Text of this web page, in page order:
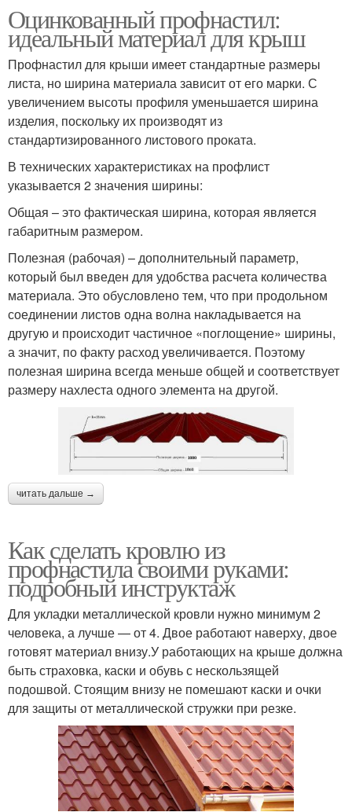
Оцинкованный профнастил:
идеальный материал для крыш
Профнастил для крыши имеет стандартные размеры
листа, но ширина материала зависит от его марки. С
увеличением высоты профиля уменьшается ширина
изделия, поскольку их производят из
стандартизированного листового проката.
В технических характеристиках на профлист
указывается 2 значения ширины:
Общая – это фактическая ширина, которая является
габаритным размером.
Полезная (рабочая) – дополнительный параметр,
который был введен для удобства расчета количества
материала. Это обусловлено тем, что при продольном
соединении листов одна волна накладывается на
другую и происходит частичное «поглощение» ширины,
а значит, по факту расход увеличивается. Поэтому
полезная ширина всегда меньше общей и соответствует
размеру нахлеста одного элемента на другой.
читать дальше →
Как сделать кровлю из
профнастила своими руками:
подробный инструктаж
Для укладки металлической кровли нужно минимум 2
человека, а лучше — от 4. Двое работают наверху, двое
готовят материал внизу.У работающих на крыше должна
быть страховка, каски и обувь с нескользящей
подошвой. Стоящим внизу не помешают каски и очки
для защиты от металлической стружки при резке.